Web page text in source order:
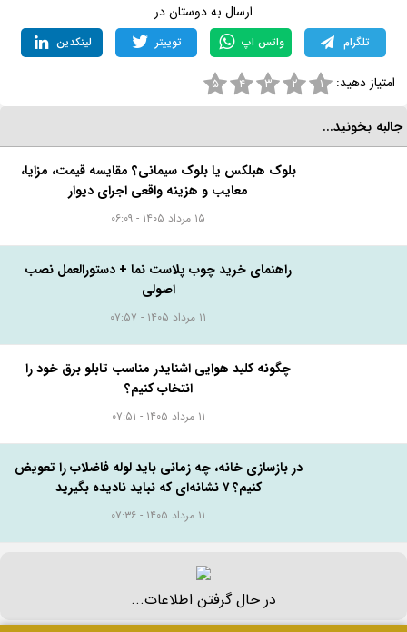
ارسال به دوستان در
تلگرام واتس اپ توییتر لینکدین
امتیاز دهید: ۱ ۲ ۳ ۴ ۵
بخونید...
بلوک هبلکس یا بلوک سیمانی؟ مقایسه قیمت، مزایا،
معایب و هزینه واقعی اجرای دیوار
۱۵ مرداد ۱۴۰۵ - ۰۶:۰۹
راهنمای خرید چوب پلاست نما + دستورالعمل نصب
اصولی
چگونه کلید هوایی اشنایدر مناسب تابلو برق خود را
انتخاب کنیم؟
در بازسازی خانه، چه زمانی باید لوله فاضلاب را تعویض
کنیم؟ ۷ نشانه‌ای که نباید نادیده بگیرید
در حال گرفتن اطلاعات...